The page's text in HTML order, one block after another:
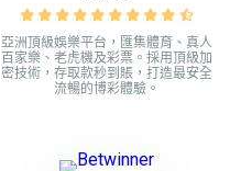
亞洲頂級娛樂平台，匯集體育、真人
百家樂、老虎機及彩票。採用頂級加
密技術，存取款秒到賬，打造最安全
流暢的博彩體驗。